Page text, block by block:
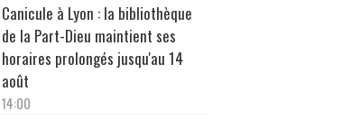
Canicule à Lyon : la bibliothèque
de la Part-Dieu maintient ses
horaires prolongés jusqu'au 14
août
14:00